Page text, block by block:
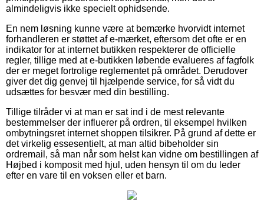
almindeligvis ikke specielt ophidsende.
En nem løsning kunne være at bemærke hvorvidt internet
forhandleren er støttet af e-mærket, eftersom det ofte er en
indikator for at internet butikken respekterer de officielle
regler, tillige med at e-butikken løbende evalueres af fagfolk
der er meget fortrolige reglementet på området. Derudover
giver det dig genvej til hjælpende service, for så vidt du
udsættes for besvær med din bestilling.
Tillige tilråder vi at man er sat ind i de mest relevante
bestemmelser der influerer på ordren, til eksempel hvilken
ombytningsret internet shoppen tilsikrer. På grund af dette er
det virkelig essesentielt, at man altid bibeholder sin
ordremail, så man når som helst kan vidne om bestillingen af
Højbed i komposit med hjul, uden hensyn til om du leder
efter en vare til en voksen eller et barn.